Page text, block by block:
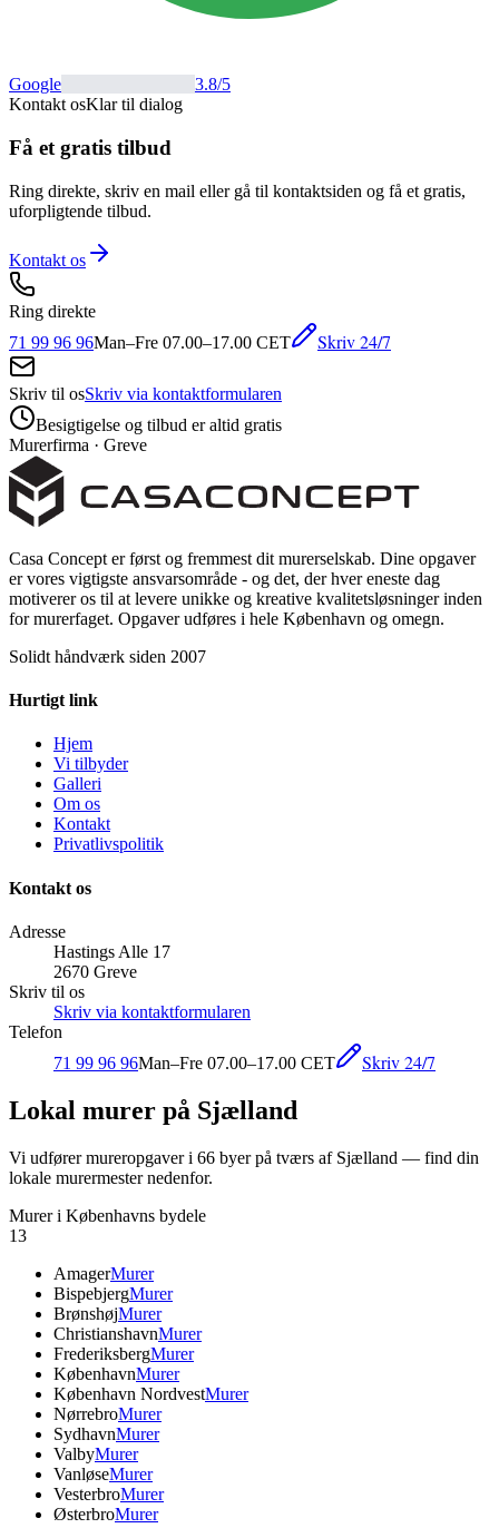
Google 3.8/5
Kontakt osKlar til dialog
Få et gratis tilbud
Ring direkte, skriv en mail eller gå til kontaktsiden og få et gratis,
uforpligtende tilbud.
Kontakt os
Ring direkte
71 99 96 96Man–Fre 07.00–17.00 CET Skriv 24/7
Skriv til osSkriv via kontaktformularen
Besigtigelse og tilbud er altid gratis
Murerfirma · Greve
Casa Concept er først og fremmest dit murerselskab. Dine opgaver
er vores vigtigste ansvarsområde - og det, der hver eneste dag
motiverer os til at levere unikke og kreative kvalitetsløsninger inden
for murerfaget. Opgaver udføres i hele København og omegn.
Solidt håndværk siden 2007
Hurtigt link
Hjem
Vi tilbyder
Galleri
Om os
Kontakt
Privatlivspolitik
Kontakt os
Adresse
Hastings Alle 17
2670 Greve
Skriv til os
Skriv via kontaktformularen
Telefon
71 99 96 96Man–Fre 07.00–17.00 CET Skriv 24/7
Lokal murer på Sjælland
Vi udfører mureropgaver i 66 byer på tværs af Sjælland — find din
lokale murermester nedenfor.
Murer i Københavns bydele
13
AmagerMurer
BispebjergMurer
BrønshøjMurer
ChristianshavnMurer
FrederiksbergMurer
KøbenhavnMurer
København NordvestMurer
NørrebroMurer
SydhavnMurer
ValbyMurer
VanløseMurer
VesterbroMurer
ØsterbroMurer